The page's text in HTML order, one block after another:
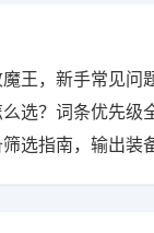
王，新手常见问
选？词条优先级
选指南，输出装